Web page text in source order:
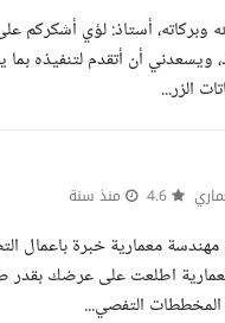
وبركاته، أستاذ: لؤي أشكركم
ويسعدني أن أتقدم لتنفيذه
الزر...
منذ سنة
مهندسة معمارية خبرة باعمال
اطلعت على عرضك بقدر
التفصي...